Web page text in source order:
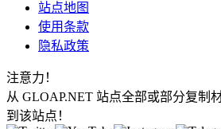
站点地图
使用条款
隐私政策
注意力！
从 GLOAP.NET 站点全部或部分复制
到该站点！